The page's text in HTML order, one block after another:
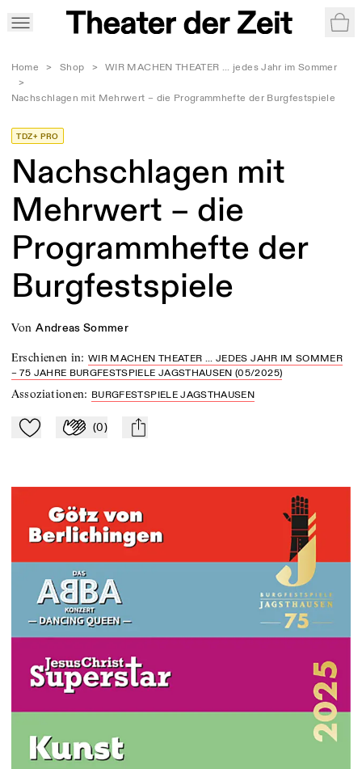
Home > Shop >
WIR MACHEN THEATER ... jedes Jahr im Sommer
>
Nachschlagen mit Mehrwert – die Programmhefte der Burgfestspiele
TDZ+ PRO
Nachschlagen mit
Mehrwert – die
Programmhefte der
Burgfestspiele
von Andreas Sommer
Erschienen in:WIR MACHEN THEATER ... JEDES JAHR IM SOMMER
– 75 JAHRE BURGFESTSPIELE JAGSTHAUSEN (05/2025)
Assoziationen: BURGFESTSPIELE JAGSTHAUSEN
Zu Mein-TdZ hinzufügen
Applaudieren
(0) mail